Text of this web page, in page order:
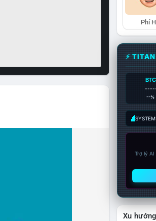
Phí
⚡
BTC
--%
Trợ lý
Xu